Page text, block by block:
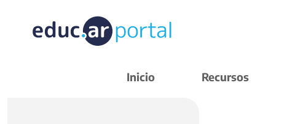
Inicio Recursos